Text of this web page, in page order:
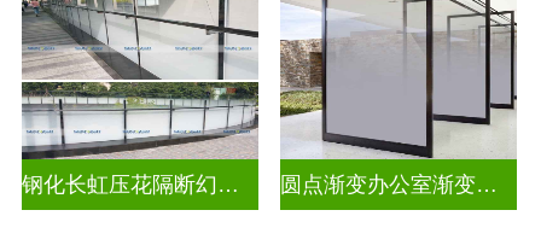
钢化长虹压花隔断幻彩炫彩渐变玻璃 圆点渐变办公室渐变隔断装饰玻璃